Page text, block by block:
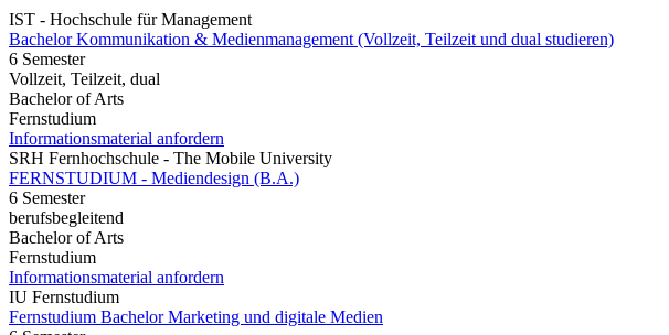
IST - Hochschule für Management
Bachelor Kommunikation & Medienmanagement (Vollzeit, Teilzeit und dual studieren)
6 Semester
Vollzeit, Teilzeit, dual
Bachelor of Arts
Fernstudium
Informationsmaterial anfordern
SRH Fernhochschule - The Mobile University
FERNSTUDIUM - Mediendesign (B.A.)
6 Semester
berufsbegleitend
Bachelor of Arts
Fernstudium
Informationsmaterial anfordern
IU Fernstudium
Fernstudium Bachelor Marketing und digitale Medien